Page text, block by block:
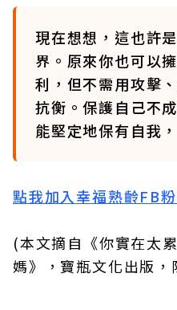
現在想想，這也許
界。原來你也可以
利，但不需用攻擊
抗衡。保護自己不
能堅定地保有自我
點我加入幸福熟齡FB
(本文摘自《你實在太
媽》，寶瓶文化出版，